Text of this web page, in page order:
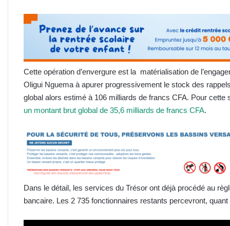
Cette opération d’envergure est la matérialisation de
Oligui Nguema à apurer progressivement le stock des
global alors estimé à 106 milliards de francs CFA. Pour
un montant brut global de 35,6 milliards de francs CFA.
Dans le détail, les services du Trésor ont déjà procédé au
bancaire. Les 2 735 fonctionnaires restants percevront,